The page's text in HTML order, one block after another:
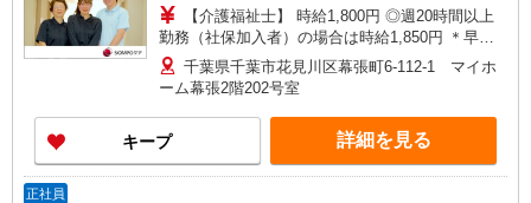
【介護福祉士】 時給1,800円 ◎週20時間以上
勤務（社保加入者）の場合は時給1,850円 ＊早朝
夜間（〜8:00、18:00〜）：時給2,250円〜 ＊日曜
祝日：時給2,100円〜 【実務者研修・初任者研修
（ヘルパー1級・2級）】 時給1,720円 ◎週20時間
以上勤務（社保加入者）の場合は時給1,770円 ＊
早朝夜間（〜8:00、18:00〜）：時給2,150円〜 ＊
日曜祝日：時給2,020円〜 ◎身体介助、生活援助
千葉県千葉市花見川区幕張町6-112-1 マイホ
ーム幕張2階202号室
キープ 詳細を見る
正社員